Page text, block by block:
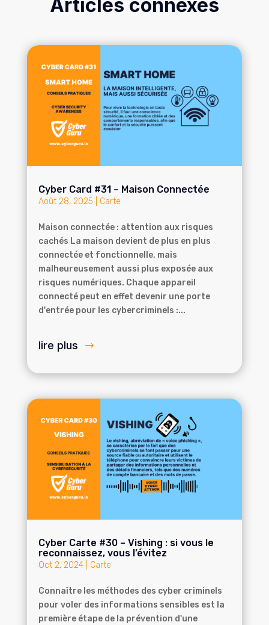
Articles connexes
Cyber Card #31 – Maison Connectée
Août 28, 2025 Carte
Maison connectée : attention aux risques
cachés La maison devient de plus en plus
connectée et fonctionnelle, mais
malheureusement aussi plus exposée aux
risques numériques. Chaque appareil
connecté peut en effet devenir une porte
d'entrée pour les cybercriminels :...
lire plus
Cyber Carte #30 – Vishing : si vous le
reconnaissez, vous l’évitez
Oct 2, 2024| Carte
Connaître les méthodes des cyber criminels
pour voler des informations sensibles est la
première étape de la prévention d'une